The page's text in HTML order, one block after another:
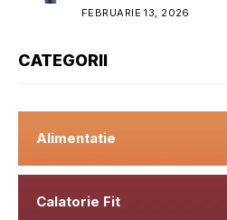
FEBRUARIE 13, 2026
CATEGORII
Alimentatie
Calatorie Fit